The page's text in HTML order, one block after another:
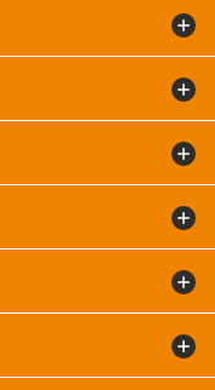
野24hours